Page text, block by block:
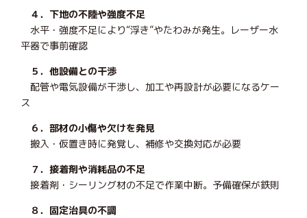
４．下地の不陸や強度不足
水平・強度不足により“浮き”やたわみが発生。レーザー水
平器で事前確認
５．他設備との干渉
配管や電気設備が干渉し、加工や再設計が必要になるケー
ス
６．部材の小傷や欠けを発見
搬入・仮置き時に発覚し、補修や交換対応が必要
７．接着剤や消耗品の不足
接着剤・シーリング材の不足で作業中断。予備確保が鉄則
８．固定治具の不調